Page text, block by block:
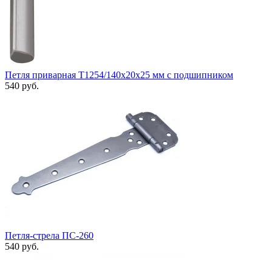
Петля приварная Т1254/140х20x25 мм с подшипником
540 руб.
Петля-стрела ПС-260
540 руб.